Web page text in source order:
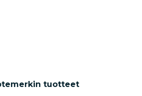
tuotteet